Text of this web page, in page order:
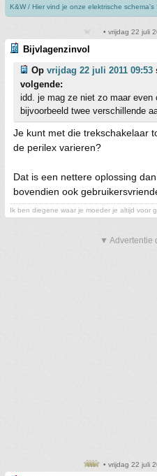
K&W / Hier vind je onze elektrische schema's !
• vrijdag 22 juli
Bijvlagenzinvol
Op vrijdag 22 juli 2011 09:53
volgende:
idd. je mag ze niet zo maar even
bijvoorbeeld twee verschillende
Je kunt met die trekschakelaar
de perilex varieren?
Dat is een nettere oplossing
bovendien ook
Ik ben diegene waar je moeder je altijd voor
▼ Advertentie
• vrijdag 22 juli